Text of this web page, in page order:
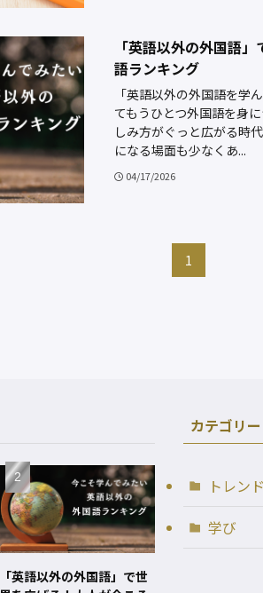
「英語以外の外国語
語ランキング
「英語以外の外国語を学
てもうひとつ外国語を身
しみ方がぐっと広がる時
になる場面も少なくあ...
04/17/2026
1
「英語以外の外国語」で世
カテゴリー
トレンド
学び